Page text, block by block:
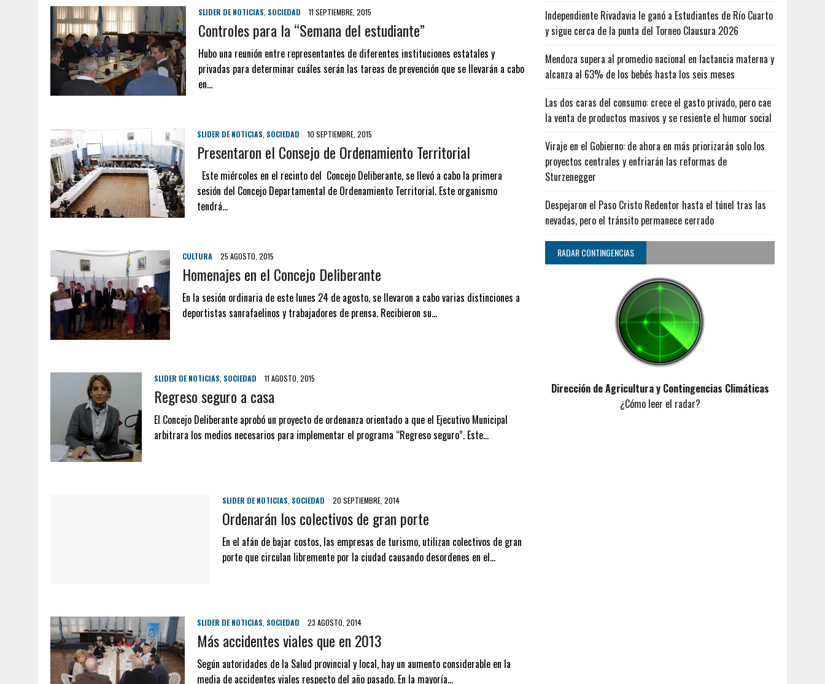
SLIDER DE NOTICIAS SOCIEDAD 11 SEPTIEMBRE, 2015
Controles para la “Semana del estudiante”
Hubo una reunión entre representantes de diferentes instituciones estatales y
privadas para determinar cuáles serán las tareas de prevención que se llevarán a cabo
en…
SLIDER DE NOTICIAS SOCIEDAD 10 SEPTIEMBRE, 2015
Presentaron el Consejo de Ordenamiento Territorial
Este miércoles en el recinto del Concejo Deliberante, se llevó a cabo la primera
sesión del Concejo Departamental de Ordenamiento Territorial. Este organismo
tendrá…
CULTURA 25 AGOSTO, 2015
Homenajes en el Concejo Deliberante
En la sesión ordinaria de este lunes 24 de agosto, se llevaron a cabo varias distinciones a
deportistas sanrafaelinos y trabajadores de prensa. Recibieron su…
SLIDER DE NOTICIAS SOCIEDAD 11 AGOSTO, 2015
Regreso seguro a casa
El Concejo Deliberante aprobó un proyecto de ordenanza orientado a que el Ejecutivo Municipal
arbitrara los medios necesarios para implementar el programa “Regreso seguro”. Este…
SLIDER DE NOTICIAS SOCIEDAD 20 SEPTIEMBRE, 2014
Ordenarán los colectivos de gran porte
En el afán de bajar costos, las empresas de turismo, utilizan colectivos de gran
porte que circulan libremente por la ciudad causando desordenes en el…
SLIDER DE NOTICIAS SOCIEDAD 23 AGOSTO, 2014
Más accidentes viales que en 2013
Según autoridades de la Salud provincial y local, hay un aumento considerable en la
media de accidentes viales respecto del año pasado. En la mayoría…
Independiente Rivadavia le ganó a Estudiantes de Río Cuarto
y sigue cerca de la punta del Torneo Clausura 2026
Mendoza supera al promedio nacional en lactancia materna y
alcanza al 63% de los bebés hasta los seis meses
Las dos caras del consumo: crece el gasto privado, pero cae
la venta de productos masivos y se resiente el humor social
Viraje en el Gobierno: de ahora en más priorizarán solo los
proyectos centrales y enfriarán las reformas de
Sturzenegger
Despejaron el Paso Cristo Redentor hasta el túnel tras las
nevadas, pero el tránsito permanece cerrado
RADAR CONTINGENCIAS
Dirección de Agricultura y Contingencias Climáticas
¿Cómo leer el radar?